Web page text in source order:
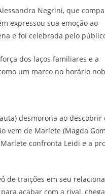
Negrini, que
expressou sua emoção ao
e foi celebrada pelo
dos laços familiares e a
um marco no horário
desmorona ao descobrir
vem de Marlete (Magda
confronta Leidi e a
de traições em seu
acabar com a rival,